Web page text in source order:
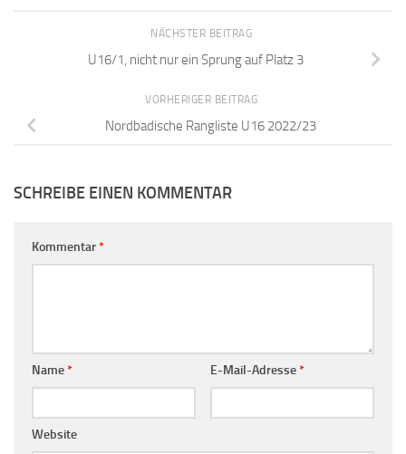
NÄCHSTER BEITRAG
U16/1, nicht nur ein Sprung auf Platz 3
VORHERIGER BEITRAG
Nordbadische Rangliste U16 2022/23
SCHREIBE EINEN KOMMENTAR
Kommentar*
Name* E-Mail-Adresse*
Website